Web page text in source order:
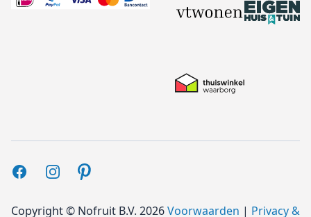
FacebookInstagramPinterest
Copyright © Nofruit B.V. 2026Voorwaarden | Privacy &